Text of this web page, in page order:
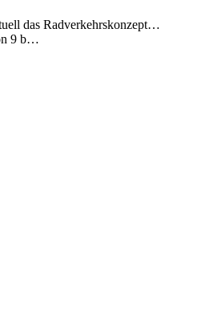
das Radverkehrskonzept…
9 b…